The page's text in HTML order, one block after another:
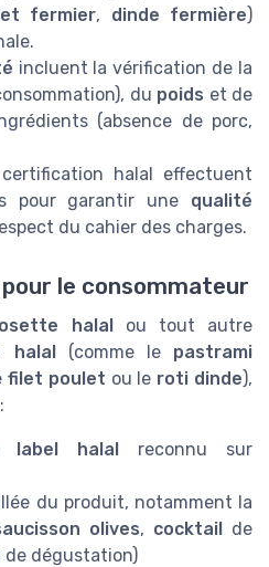
fermier, dinde fermière)
incluent la vérification de la
du poids et de
(absence de porc,
halal effectuent
pour garantir une qualité
du cahier des charges.
le consommateur
halalou tout autre
halal(comme le pastrami
filet poulet ou le roti dinde),
label halal reconnu sur
du produit, notamment la
olives, cocktailde
de dégustation)